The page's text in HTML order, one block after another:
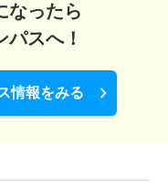
なったら
スへ！
情報をみる